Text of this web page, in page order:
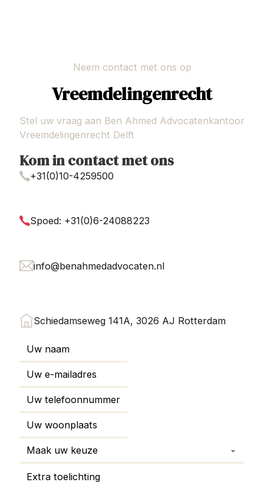
Neem contact met ons op
Vreemdelingenrecht
Stel uw vraag aan Ben Ahmed Advocatenkantoor
Vreemdelingenrecht Delft
Kom in contact met ons
+31(0)10-4259500
Spoed: +31(0)6-24088223
info@benahmedadvocaten.nl
Schiedamseweg 141A, 3026 AJ Rotterdam